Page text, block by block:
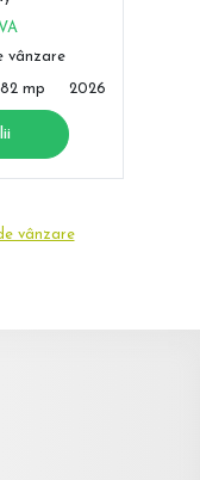
vânzare
mp 2026
vânzare